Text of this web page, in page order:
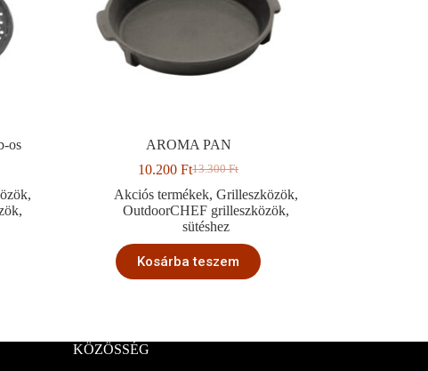
os
,
,
AROMA PAN
13.300Ft
Original
price
was:
13.300 Ft.
10.200FtCurrent
price
is:
10.200 Ft.
Akciós termékek,Grilleszközök,
OutdoorCHEF grilleszközök,
sütéshez
Kosárba teszem
KÖZÖSSÉG